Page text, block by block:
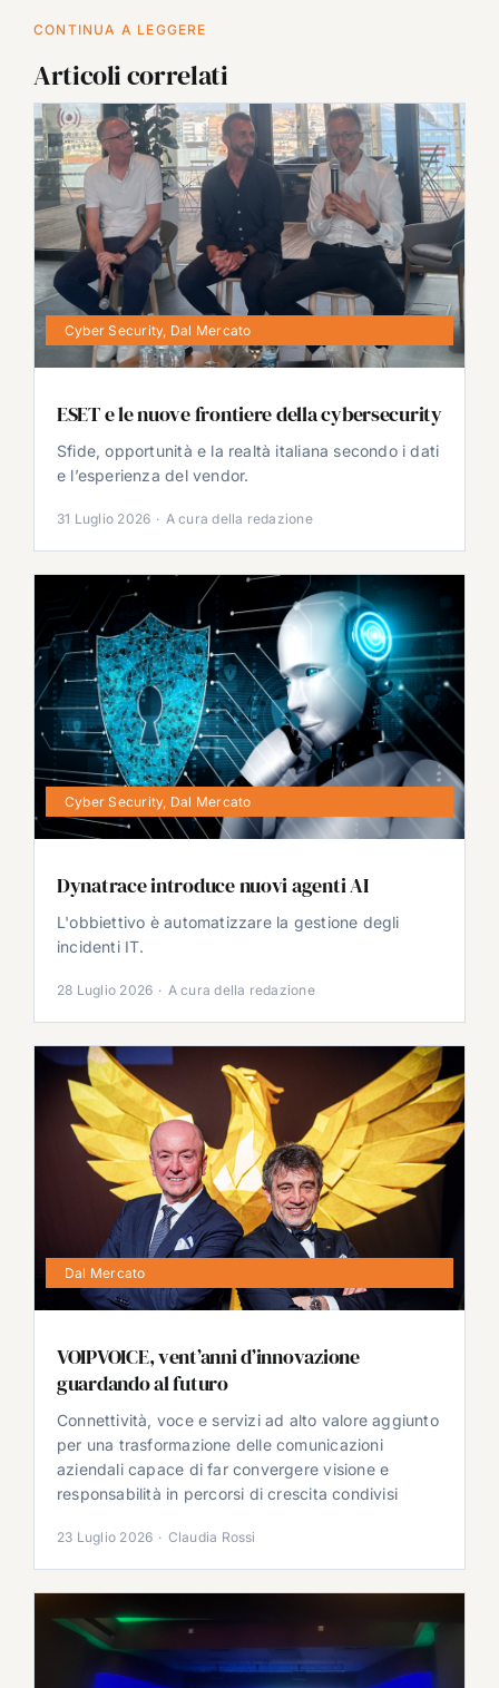
CONTINUA A LEGGERE
Articoli correlati
Cyber Security, Dal Mercato
ESET e le nuove frontiere della cybersecurity
Sfide, opportunità e la realtà italiana secondo i dati
e l’esperienza del vendor.
31 Luglio 2026 · A cura della redazione
Cyber Security, Dal Mercato
Dynatrace introduce nuovi agenti AI
L'obbiettivo è automatizzare la gestione degli
incidenti IT.
28 Luglio 2026 · A cura della redazione
Dal Mercato
VOIPVOICE, vent’anni d’innovazione
guardando al futuro
Connettività, voce e servizi ad alto valore aggiunto
per una trasformazione delle comunicazioni
aziendali capace di far convergere visione e
responsabilità in percorsi di crescita condivisi
23 Luglio 2026 · Claudia Rossi